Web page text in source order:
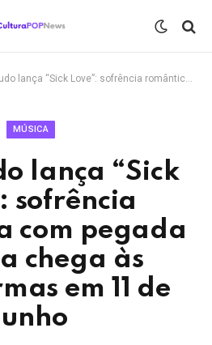
“Sick Love”: sofrência romântica com pegada urbana chega às plataformas em 11 de junho
MÚSICA
lança “Sick
sofrência
com pegada
chega às
em 11 de